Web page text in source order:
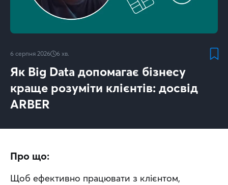
6 серпня 2026 6 хв.
Як Big Data допомагає бізнесу
краще розуміти клієнтів: досвід
ARBER
Про що:
Щоб ефективно працювати з клієнтом,